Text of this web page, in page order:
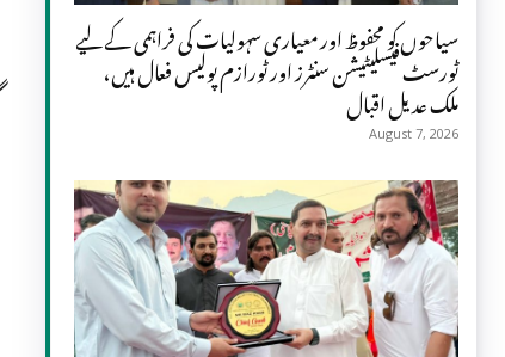
سیاحوں کو محفوظ اور معیاری سہولیات کی فراہمی کے لیے
ٹورسٹ فیسلیٹیشن سنٹرز اور ٹورازم پولیس فعال ہیں،
ملک عدیل اقبال
August 7, 2026